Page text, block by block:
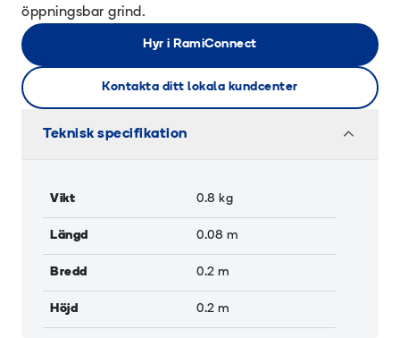
öppningsbar grind.
Hyr i RamiConnect
Kontakta ditt lokala kundcenter
Teknisk specifikation
Vikt 0.8 kg
Längd 0.08 m
Bredd 0.2 m
Höjd 0.2 m